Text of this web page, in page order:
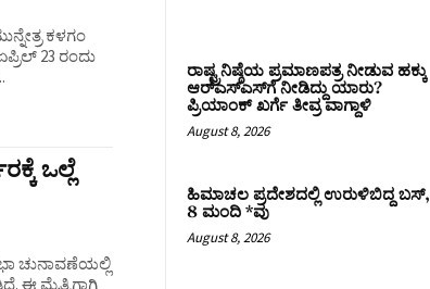
ಕಳಗಂ
23 ರಂದು
ಒಲ್ಲೆ
ಚುನಾವಣೆಯಲ್ಲಿ
ಈ ಮೈತ್ರಿಗಾಗಿ
ರಾಷ್ಟ್ರನಿಷ್ಠೆಯ ಪ್ರಮಾಣಪತ್ರ ನೀಡುವ ಹಕ್ಕು
ಆರ್‌ಎಸ್‌ಎಸ್‌ಗೆ ನೀಡಿದ್ದು ಯಾರು?
ಪ್ರಿಯಾಂಕ್ ಖರ್ಗೆ ತೀವ್ರ ವಾಗ್ದಾಳಿ
August 8, 2026
ಹಿಮಾಚಲ ಪ್ರದೇಶದಲ್ಲಿ ಉರುಳಿಬಿದ್ದ ಬಸ್‌,
8 ಮಂದಿ *ವು
August 8, 2026